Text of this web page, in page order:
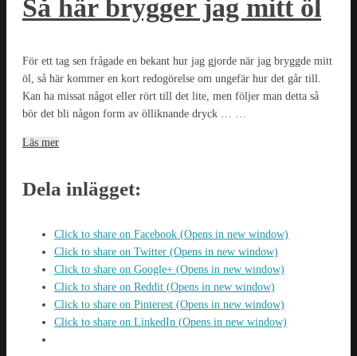
Så här brygger jag mitt öl
För ett tag sen frågade en bekant hur jag gjorde när jag bryggde mitt
öl, så här kommer en kort redogörelse om ungefär hur det går till.
Kan ha missat något eller rört till det lite, men följer man detta så
bör det bli någon form av ölliknande dryck … …
Läs mer
Dela inlägget:
Click to share on Facebook (Opens in new window)
Click to share on Twitter (Opens in new window)
Click to share on Google+ (Opens in new window)
Click to share on Reddit (Opens in new window)
Click to share on Pinterest (Opens in new window)
Click to share on LinkedIn (Opens in new window)